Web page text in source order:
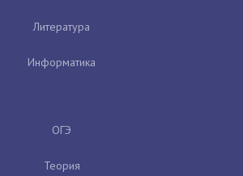
Литература
Информатика
ОГЭ
Теория